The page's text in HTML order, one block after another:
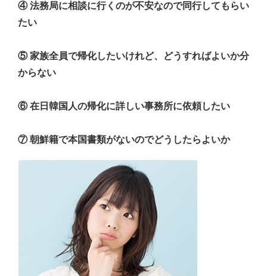
④ 法務局に相談に行くのが不安なので同行してもらい
たい
⑤ 家族全員で帰化したいけれど、どうすればよいか分
からない
⑥ 在日韓国人の帰化に詳しい事務所に依頼したい
⑦ 朝鮮籍で本国書類がないのでどうしたらよいか